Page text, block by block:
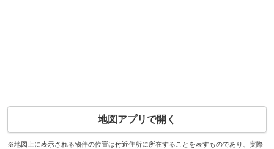
地図アプリで開く
※地図上に表示される物件の位置は付近住所に所在することを表すものであり、実際